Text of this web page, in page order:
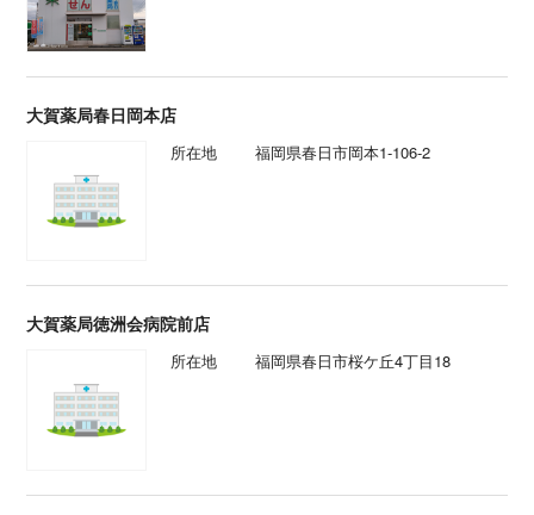
大賀薬局春日岡本店
所在地 福岡県春日市岡本1-106-2
大賀薬局徳洲会病院前店
所在地 福岡県春日市桜ケ丘4丁目18